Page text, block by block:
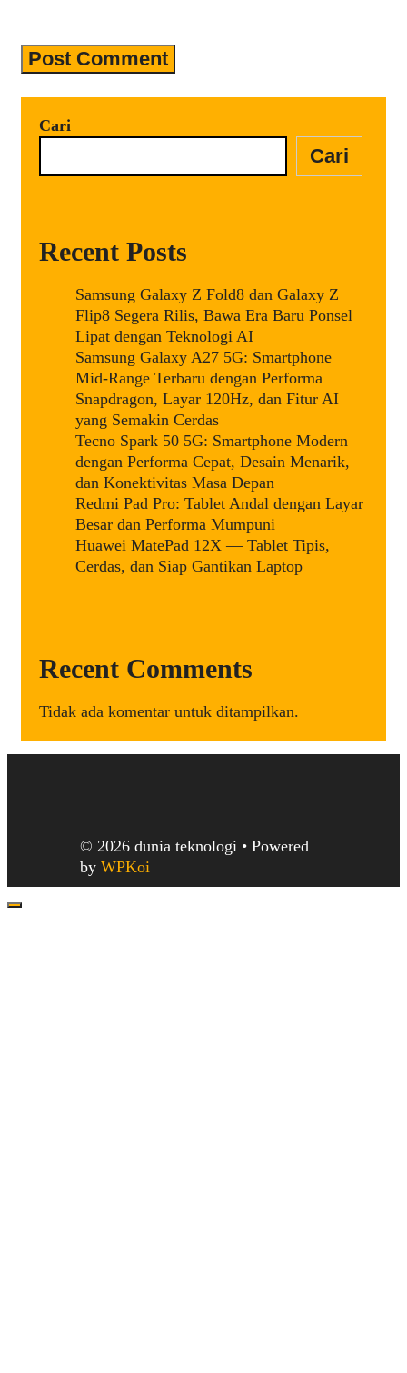
Cari
Cari
Recent Posts
Samsung Galaxy Z Fold8 dan Galaxy Z
Flip8 Segera Rilis, Bawa Era Baru Ponsel
Lipat dengan Teknologi AI
Samsung Galaxy A27 5G: Smartphone
Mid-Range Terbaru dengan Performa
Snapdragon, Layar 120Hz, dan Fitur AI
yang Semakin Cerdas
Tecno Spark 50 5G: Smartphone Modern
dengan Performa Cepat, Desain Menarik,
dan Konektivitas Masa Depan
Redmi Pad Pro: Tablet Andal dengan Layar
Besar dan Performa Mumpuni
Huawei MatePad 12X — Tablet Tipis,
Cerdas, dan Siap Gantikan Laptop
Recent Comments
Tidak ada komentar untuk ditampilkan.
© 2026 dunia teknologi • Powered
by WPKoi
Close